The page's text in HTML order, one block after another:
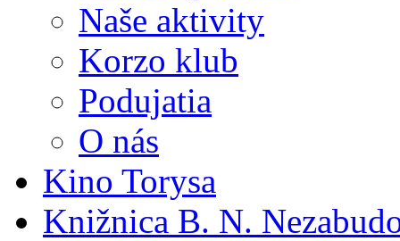
Naše aktivity
Korzo klub
Podujatia
O nás
Kino Torysa
Knižnica B. N.